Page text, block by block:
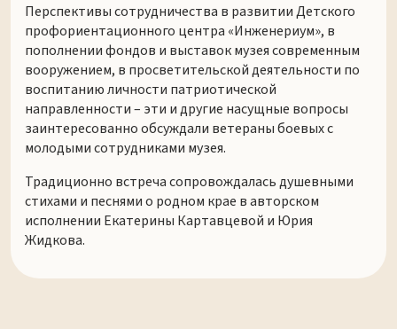
Перспективы сотрудничества в развитии Детского
профориентационного центра «Инженериум», в
пополнении фондов и выставок музея современным
вооружением, в просветительской деятельности по
воспитанию личности патриотической
направленности – эти и другие насущные вопросы
заинтересованно обсуждали ветераны боевых с
молодыми сотрудниками музея.
Традиционно встреча сопровождалась душевными
стихами и песнями о родном крае в авторском
исполнении Екатерины Картавцевой и Юрия
Жидкова.